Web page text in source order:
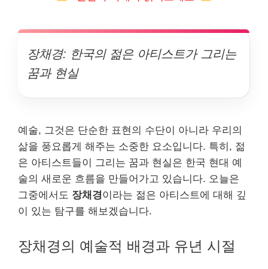
장채경: 한국의 젊은 아티스트가 그리는
꿈과 현실
예술, 그것은 단순한 표현의 수단이 아니라 우리의
삶을 풍요롭게 해주는 소중한 요소입니다. 특히, 젊
은 아티스트들이 그리는 꿈과 현실은 한국 현대 예
술의 새로운 흐름을 만들어가고 있습니다. 오늘은
그중에서도 장채경이라는 젊은 아티스트에 대해 깊
이 있는 탐구를 해보겠습니다.
장채경의 예술적 배경과 유년 시절